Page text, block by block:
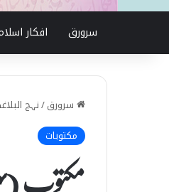
سرورق افکار
سرورق/نہج
مکتوبات